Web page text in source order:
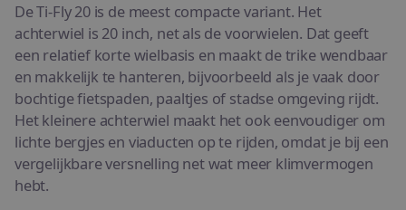
De Ti-Fly 20 is de meest compacte variant. Het
achterwiel is 20 inch, net als de voorwielen. Dat geeft
een relatief korte wielbasis en maakt de trike wendbaar
en makkelijk te hanteren, bijvoorbeeld als je vaak door
bochtige fietspaden, paaltjes of stadse omgeving rijdt.
Het kleinere achterwiel maakt het ook eenvoudiger om
lichte bergjes en viaducten op te rijden, omdat je bij een
vergelijkbare versnelling net wat meer klimvermogen
hebt.